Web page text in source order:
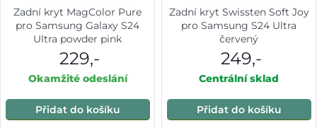
Zadní kryt MagColor Pure
pro Samsung Galaxy S24
Ultra powder pink
229,-
Okamžité odeslání
Přidat do košíku
Zadní kryt Swissten Soft Joy
pro Samsung S24 Ultra
červený
249,-
Centrální sklad
Přidat do košíku